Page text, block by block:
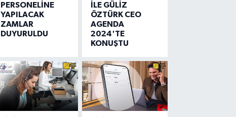
PERSONELİNE
YAPILACAK
ZAMLAR
DUYURULDU
İLE GÜLİZ
ÖZTÜRK CEO
AGENDA
2024'TE
KONUŞTU